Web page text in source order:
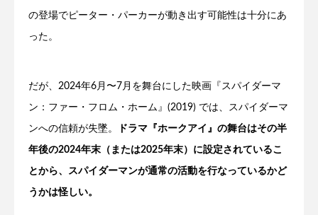
の登場でピーター・パーカーが動き出す可能性は十分にあ
った。
だが、2024年6月〜7月を舞台にした映画『スパイダーマ
ン：ファー・フロム・ホーム』(2019) では、スパイダーマ
ンへの信頼が失墜。 ドラマ『ホークアイ』の舞台はその半
年後の2024年末（または2025年末）に設定されているこ
とから、スパイダーマンが通常の活動を行なっているかど
うかは怪しい。